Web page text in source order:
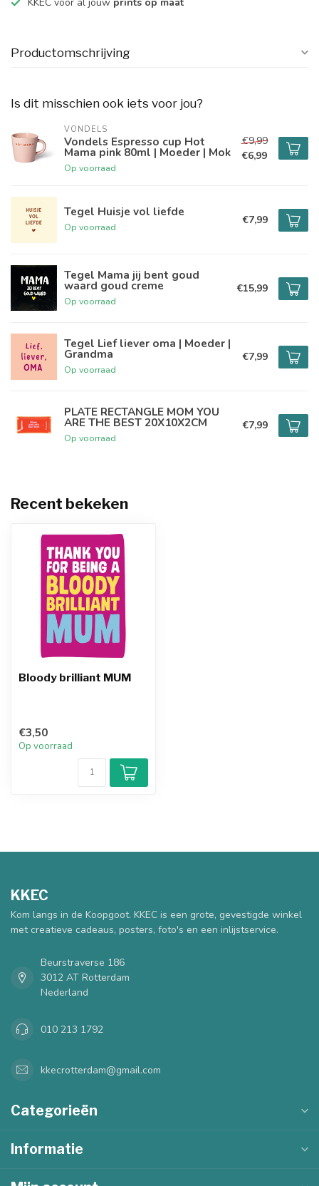
Productomschrijving
Is dit misschien ook iets voor jou?
VONDELS
Vondels Espresso cup Hot
Mama pink 80ml | Moeder | Mok
Op voorraad
€9,99
€6,99
Tegel Huisje vol liefde
Op voorraad
€7,99
Tegel Mama jij bent goud
waard goud creme
Op voorraad
€15,99
Tegel Lief liever oma | Moeder |
Grandma
Op voorraad
€7,99
PLATE RECTANGLE MOM YOU
ARE THE BEST 20X10X2CM
Op voorraad
€7,99
Recent bekeken
Bloody brilliant MUM
€3,50
Op voorraad
KKEC
Kom langs in de Koopgoot. KKEC is een grote, gevestigde winkel
met creatieve cadeaus, posters, foto's en een inlijstservice.
Beurstraverse 186
3012 AT Rotterdam
Nederland
010 213 1792
kkecrotterdam@gmail.com
Categorieën
Informatie